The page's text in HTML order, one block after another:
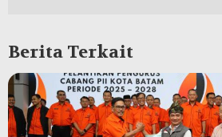
Berita Terkait